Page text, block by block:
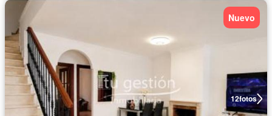
12fotos
Nuevo